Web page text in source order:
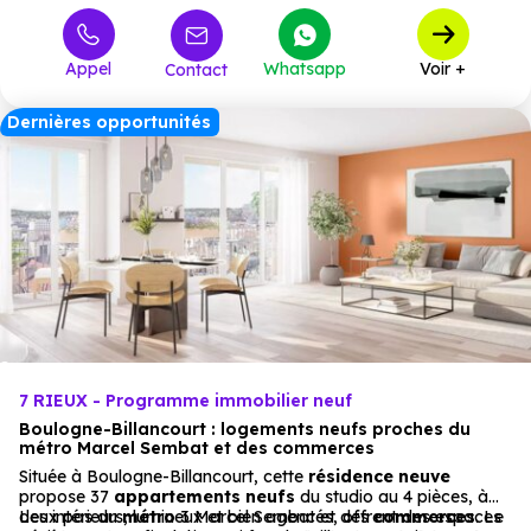
à partir de 712 000 €
à partir de 898 000 €
T5 6 1 293 000 €
Appel Contact Whatsapp Voir +
Dernières opportunités
7 RIEUX - Programme immobilier neuf
Boulogne-Billancourt : logements neufs proches du
métro Marcel Sembat et des commerces
Située à Boulogne-Billancourt, cette résidence neuve
propose 37 appartements neufs du studio au 4 pièces, à
deux pas dumétro3 Marcel Sembat et descommerces. Le
Les intérieurs, lumineux et bien agencés, offrent des espaces